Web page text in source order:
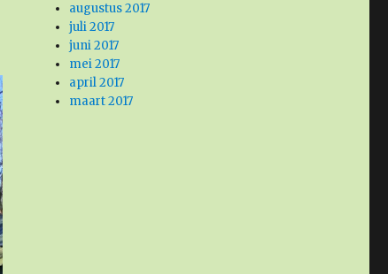
augustus 2017
juli 2017
juni 2017
mei 2017
april 2017
maart 2017